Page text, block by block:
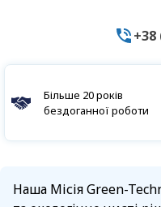
+38
Більше 20 років
бездоганної роботи
Наша Місія Green-